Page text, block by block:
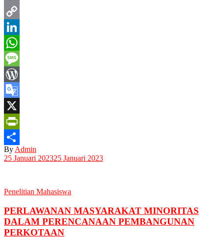
Email
Copy
Link
LinkedIn
WhatsApp
Message
WordPress
Google
Translate
X
PrintFriendly
Share
By Admin
25 Januari 202325 Januari 2023
Penelitian Mahasiswa
PERLAWANAN MASYARAKAT MINORITAS
DALAM PERENCANAAN PEMBANGUNAN
PERKOTAAN